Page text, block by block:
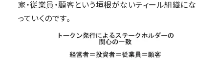
家・従業員・顧客という垣根がないティール組織にな
っていくのです。